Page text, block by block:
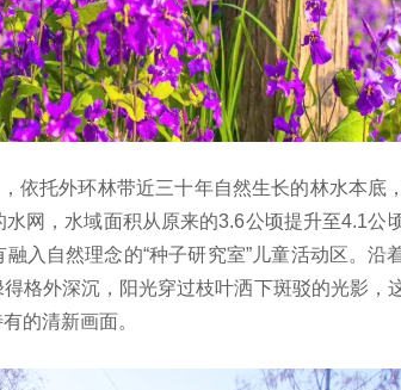
托外环林带近三十年自然生长的林水本底
网，水域面积从原来的3.6公顷提升至4.1公
入自然理念的“种子研究室”儿童活动区。沿
格外深沉，阳光穿过枝叶洒下斑驳的光影，
的清新画面。